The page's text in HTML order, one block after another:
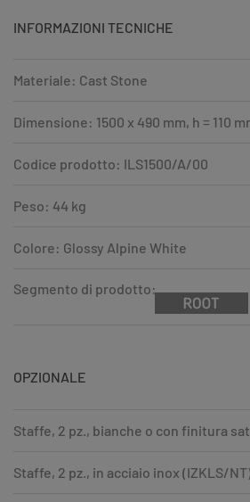
INFORMAZIONI TECNICHE
Materiale: Cast Stone
Dimensione: 1500 x 490 mm, h = 110
Codice prodotto: ILS1500/A/00
Peso: 44 kg
Colore: Glossy Alpine White
Segmento di prodotto:
OPZIONALE
Staffe, 2 pz., bianche o con finitura
Staffe, 2 pz., in acciaio inox (IZKLS/